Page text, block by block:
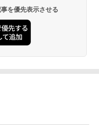
を優先表示させる